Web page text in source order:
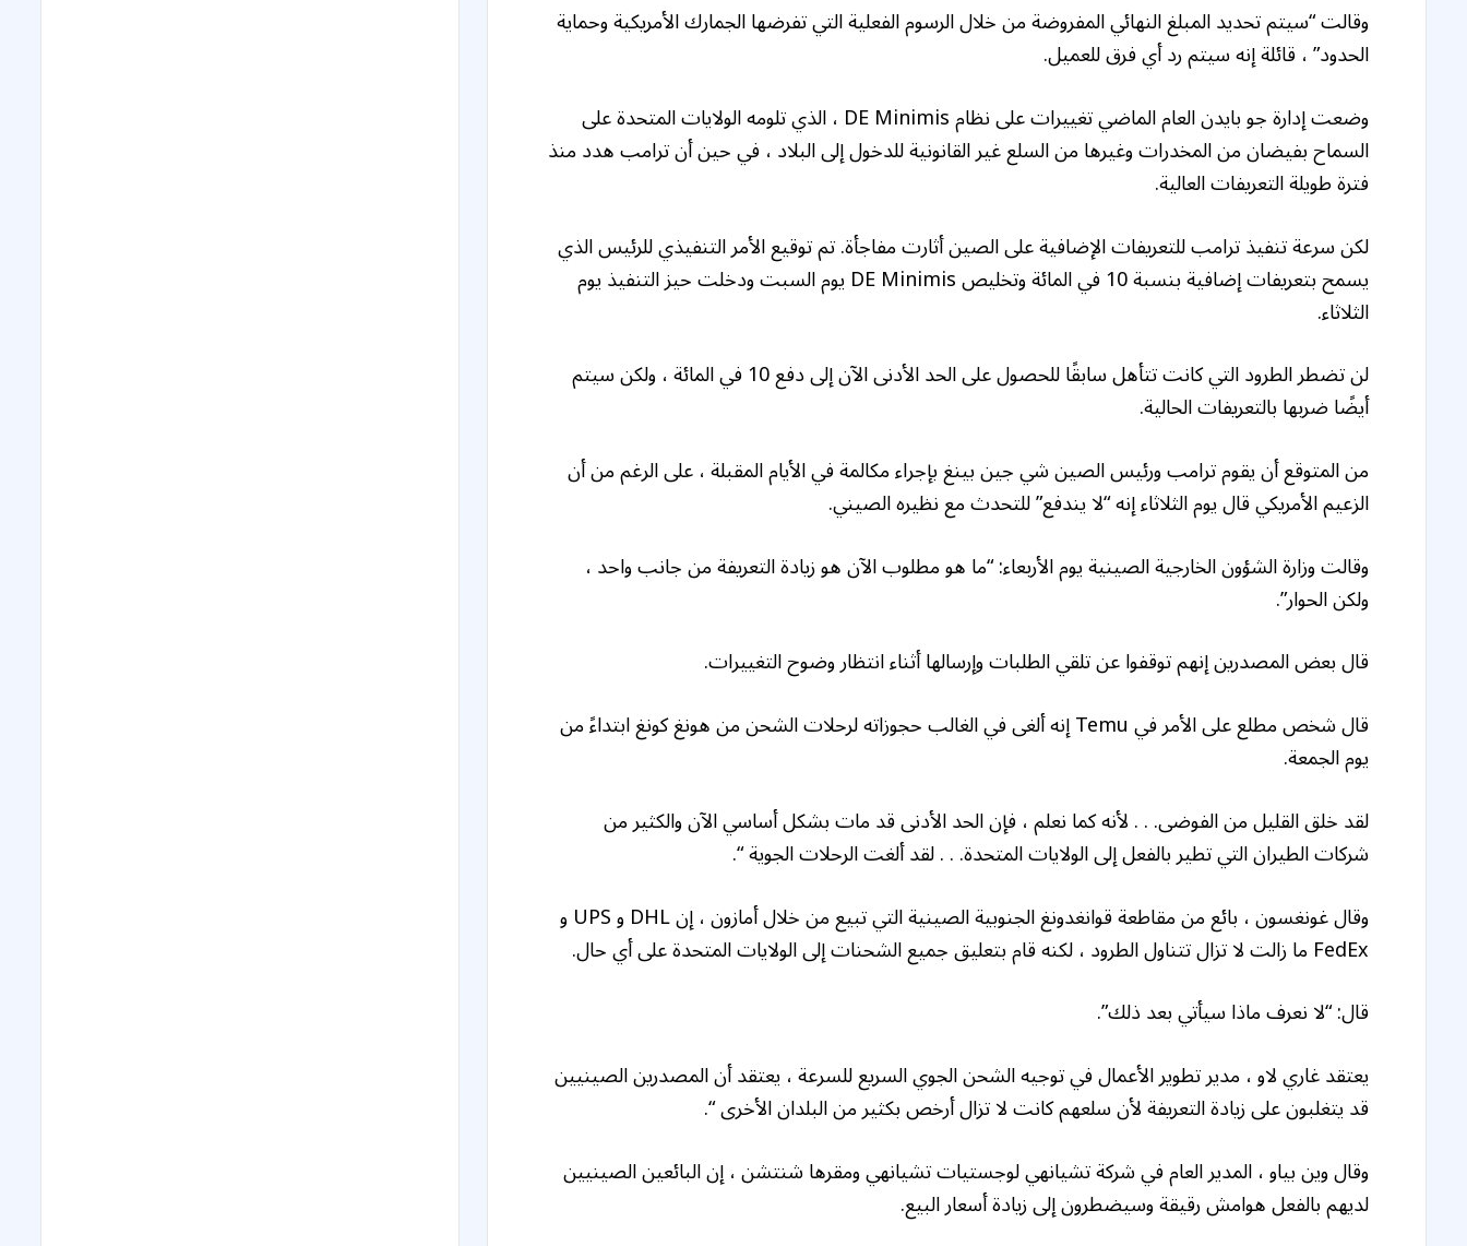
وقالت “سيتم تحديد المبلغ النهائي المفروضة من خلال الرسوم الفعلية التي تفرضها الجمارك الأمريكية وحماية
الحدود” ، قائلة إنه سيتم رد أي فرق للعميل.
وضعت إدارة جو بايدن العام الماضي تغييرات على نظام DE Minimis ، الذي تلومه الولايات المتحدة على
السماح بفيضان من المخدرات وغيرها من السلع غير القانونية للدخول إلى البلاد ، في حين أن ترامب هدد منذ
فترة طويلة التعريفات العالية.
لكن سرعة تنفيذ ترامب للتعريفات الإضافية على الصين أثارت مفاجأة. تم توقيع الأمر التنفيذي للرئيس الذي
يسمح بتعريفات إضافية بنسبة 10 في المائة وتخليص DE Minimis يوم السبت ودخلت حيز التنفيذ يوم
الثلاثاء.
لن تضطر الطرود التي كانت تتأهل سابقًا للحصول على الحد الأدنى الآن إلى دفع 10 في المائة ، ولكن سيتم
أيضًا ضربها بالتعريفات الحالية.
من المتوقع أن يقوم ترامب ورئيس الصين شي جين بينغ بإجراء مكالمة في الأيام المقبلة ، على الرغم من أن
الزعيم الأمريكي قال يوم الثلاثاء إنه “لا يندفع” للتحدث مع نظيره الصيني.
وقالت وزارة الشؤون الخارجية الصينية يوم الأربعاء: “ما هو مطلوب الآن هو زيادة التعريفة من جانب واحد ،
ولكن الحوار”.
قال بعض المصدرين إنهم توقفوا عن تلقي الطلبات وإرسالها أثناء انتظار وضوح التغييرات.
قال شخص مطلع على الأمر في Temu إنه ألغى في الغالب حجوزاته لرحلات الشحن من هونغ كونغ ابتداءً من
يوم الجمعة.
لقد خلق القليل من الفوضى. . . لأنه كما نعلم ، فإن الحد الأدنى قد مات بشكل أساسي الآن والكثير من
شركات الطيران التي تطير بالفعل إلى الولايات المتحدة. . . لقد ألغت الرحلات الجوية “.
وقال غونغسون ، بائع من مقاطعة قوانغدونغ الجنوبية الصينية التي تبيع من خلال أمازون ، إن DHL و UPS و
FedEx ما زالت لا تزال تتناول الطرود ، لكنه قام بتعليق جميع الشحنات إلى الولايات المتحدة على أي حال.
قال: “لا نعرف ماذا سيأتي بعد ذلك”.
يعتقد غاري لاو ، مدير تطوير الأعمال في توجيه الشحن الجوي السريع للسرعة ، يعتقد أن المصدرين الصينيين
قد يتغلبون على زيادة التعريفة لأن سلعهم كانت لا تزال أرخص بكثير من البلدان الأخرى “.
وقال وين بياو ، المدير العام في شركة تشيانهي لوجستيات تشيانهي ومقرها شنتشن ، إن البائعين الصينيين
لديهم بالفعل هوامش رقيقة وسيضطرون إلى زيادة أسعار البيع.